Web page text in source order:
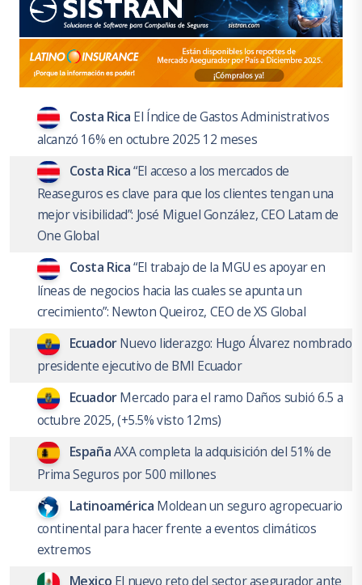
Costa Rica El Índice de Gastos Administrativos
alcanzó 16% en octubre 2025 12 meses
Costa Rica“El acceso a los mercados de
Reaseguros es clave para que los clientes tengan una
mejor visibilidad”: José Miguel González, CEO Latam de
One Global
Costa Rica“El trabajo de la MGU es apoyar en
líneas de negocios hacia las cuales se apunta un
crecimiento”: Newton Queiroz, CEO de XS Global
EcuadorNuevo liderazgo: Hugo Álvarez nombrado
presidente ejecutivo de BMI Ecuador
EcuadorMercado para el ramo Daños subió 6.5 a
octubre 2025, (+5.5% visto 12ms)
EspañaAXA completa la adquisición del 51% de
Prima Seguros por 500 millones
Latinoamérica Moldean un seguro agropecuario
continental para hacer frente a eventos climáticos
extremos
Mexico El nuevo reto del sector asegurador ante